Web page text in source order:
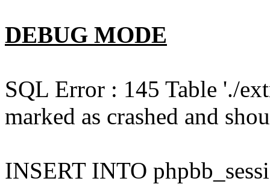
DEBUG MODE
SQL Error : 145 Table './
marked as crashed and
INSERT INTO